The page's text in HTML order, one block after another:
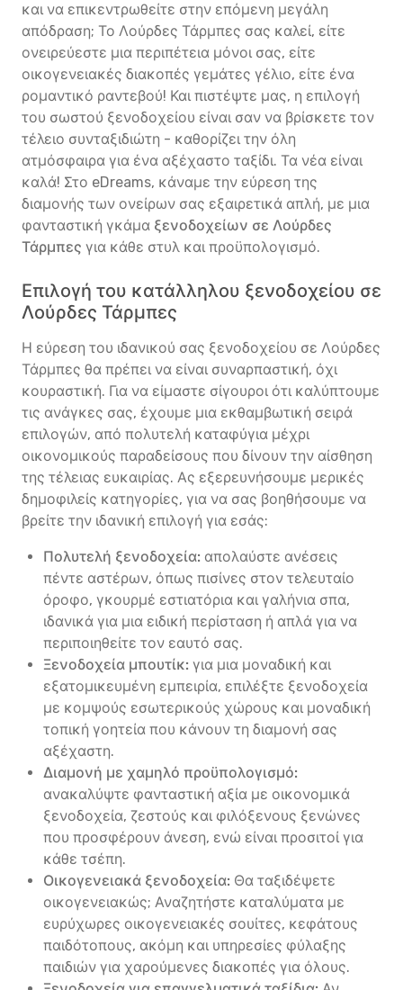
και να επικεντρωθείτε στην επόμενη μεγάλη
απόδραση; Το Λούρδες Τάρμπες σας καλεί, είτε
ονειρεύεστε μια περιπέτεια μόνοι σας, είτε
οικογενειακές διακοπές γεμάτες γέλιο, είτε ένα
ρομαντικό ραντεβού! Και πιστέψτε μας, η επιλογή
του σωστού ξενοδοχείου είναι σαν να βρίσκετε τον
τέλειο συνταξιδιώτη - καθορίζει την όλη
ατμόσφαιρα για ένα αξέχαστο ταξίδι. Τα νέα είναι
καλά! Στο eDreams, κάναμε την εύρεση της
διαμονής των ονείρων σας εξαιρετικά απλή, με μια
φανταστική γκάμα ξενοδοχείων σε Λούρδες
Τάρμπες για κάθε στυλ και προϋπολογισμό.
Επιλογή του κατάλληλου ξενοδοχείου σε
Λούρδες Τάρμπες
Η εύρεση του ιδανικού σας ξενοδοχείου σε Λούρδες
Τάρμπες θα πρέπει να είναι συναρπαστική, όχι
κουραστική. Για να είμαστε σίγουροι ότι καλύπτουμε
τις ανάγκες σας, έχουμε μια εκθαμβωτική σειρά
επιλογών, από πολυτελή καταφύγια μέχρι
οικονομικούς παραδείσους που δίνουν την αίσθηση
της τέλειας ευκαιρίας. Ας εξερευνήσουμε μερικές
δημοφιλείς κατηγορίες, για να σας βοηθήσουμε να
βρείτε την ιδανική επιλογή για εσάς:
Πολυτελή ξενοδοχεία: απολαύστε ανέσεις
πέντε αστέρων, όπως πισίνες στον τελευταίο
όροφο, γκουρμέ εστιατόρια και γαλήνια σπα,
ιδανικά για μια ειδική περίσταση ή απλά για να
περιποιηθείτε τον εαυτό σας.
Ξενοδοχεία μπουτίκ: για μια μοναδική και
εξατομικευμένη εμπειρία, επιλέξτε ξενοδοχεία
με κομψούς εσωτερικούς χώρους και μοναδική
τοπική γοητεία που κάνουν τη διαμονή σας
αξέχαστη.
Διαμονή με χαμηλό προϋπολογισμό:
ανακαλύψτε φανταστική αξία με οικονομικά
ξενοδοχεία, ζεστούς και φιλόξενους ξενώνες
που προσφέρουν άνεση, ενώ είναι προσιτοί για
κάθε τσέπη.
Οικογενειακά ξενοδοχεία: Θα ταξιδέψετε
οικογενειακώς; Αναζητήστε καταλύματα με
ευρύχωρες οικογενειακές σουίτες, κεφάτους
παιδότοπους, ακόμη και υπηρεσίες φύλαξης
παιδιών για χαρούμενες διακοπές για όλους.